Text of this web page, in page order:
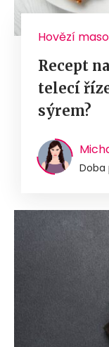
Hovězí maso
Recept
telecí
sýrem?
Doba